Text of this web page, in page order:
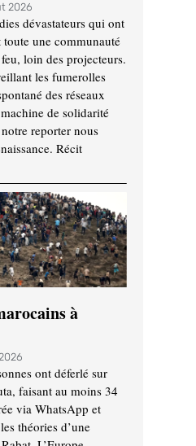
2026
dévastateurs qui ont
toute une communauté
loin des projecteurs.
les fumerolles
des réseaux
de solidarité
reporter nous
Récit
à
ont déferlé sur
faisant au moins 34
via WhatsApp et
théories d’une